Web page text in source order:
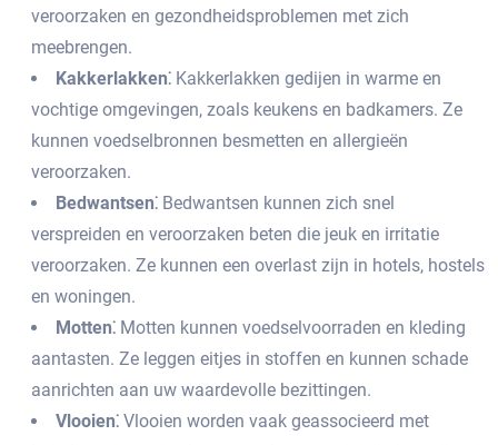
veroorzaken en gezondheidsproblemen met zich
meebrengen.​
Kakkerlakken⁚ Kakkerlakken gedijen in warme en
vochtige omgevingen, zoals keukens en badkamers.​ Ze
kunnen voedselbronnen besmetten en allergieën
veroorzaken.​
Bedwantsen⁚ Bedwantsen kunnen zich snel
verspreiden en veroorzaken beten die jeuk en irritatie
veroorzaken.​ Ze kunnen een overlast zijn in hotels, hostels
en woningen.​
Motten⁚ Motten kunnen voedselvoorraden en kleding
aantasten.​ Ze leggen eitjes in stoffen en kunnen schade
aanrichten aan uw waardevolle bezittingen.​
Vlooien⁚ Vlooien worden vaak geassocieerd met